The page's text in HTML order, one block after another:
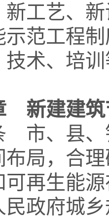
新工艺、
示范工程
技术、培
新建建筑
、县、镇
布局，合
可再生能
府城乡